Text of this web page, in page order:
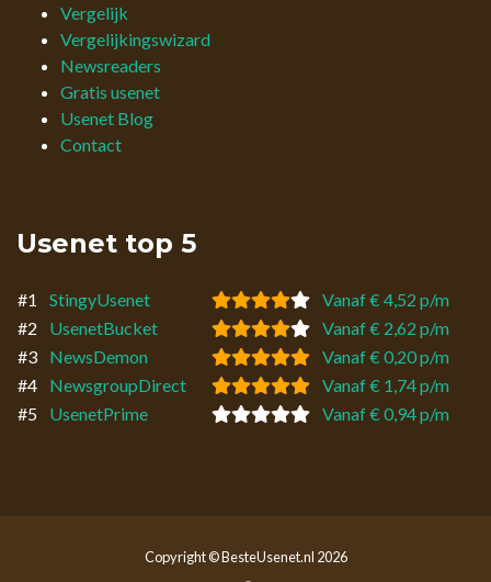
Vergelijk
Vergelijkingswizard
Newsreaders
Gratis usenet
Usenet Blog
Contact
Usenet top 5
#1 StingyUsenet
Vanaf € 4,52 p/m
#2
UsenetBucket
Vanaf € 2,62 p/m
#3
NewsDemon
Vanaf € 0,20 p/m
#4
NewsgroupDirect
Vanaf € 1,74 p/m
#5
UsenetPrime Vanaf € 0,94 p/m
Copyright © BesteUsenet.nl 2026